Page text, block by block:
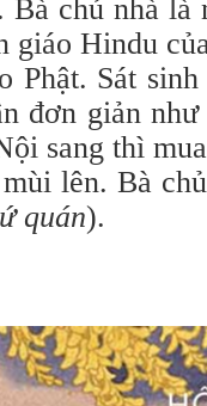
chủ nhà là
giáo Hindu
Phật. Sát
đơn giản
sang thì
lên. Bà
quán).